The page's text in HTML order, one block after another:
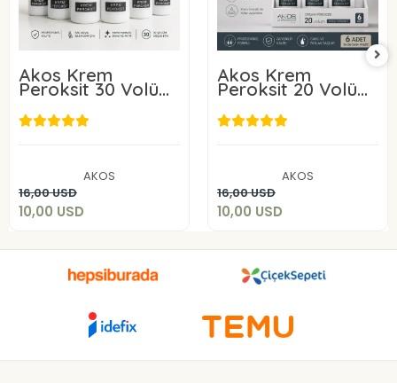
Akos Krem
Peroksit 30 Volüm
%9 60ML-10 Adet
AKOS
16,00 USD
10,00 USD
Sepete Ekle
Akos Krem
Peroksit 20 Volüm
%6 60ML-10 Adet
AKOS
16,00 USD
10,00 USD
Sepete Ekle